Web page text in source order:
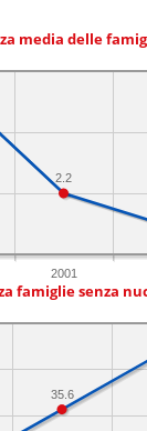
media delle
2001
2.2
famiglie senza
35.6